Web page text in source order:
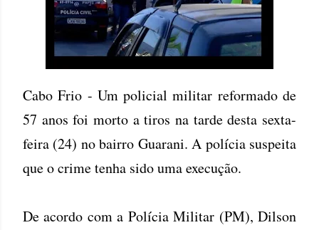
Cabo Frio - Um policial militar reformado de
57 anos foi morto a tiros na tarde desta sexta-
feira (24) no bairro Guarani. A polícia suspeita
que o crime tenha sido uma execução.
De acordo com a Polícia Militar (PM), Dilson